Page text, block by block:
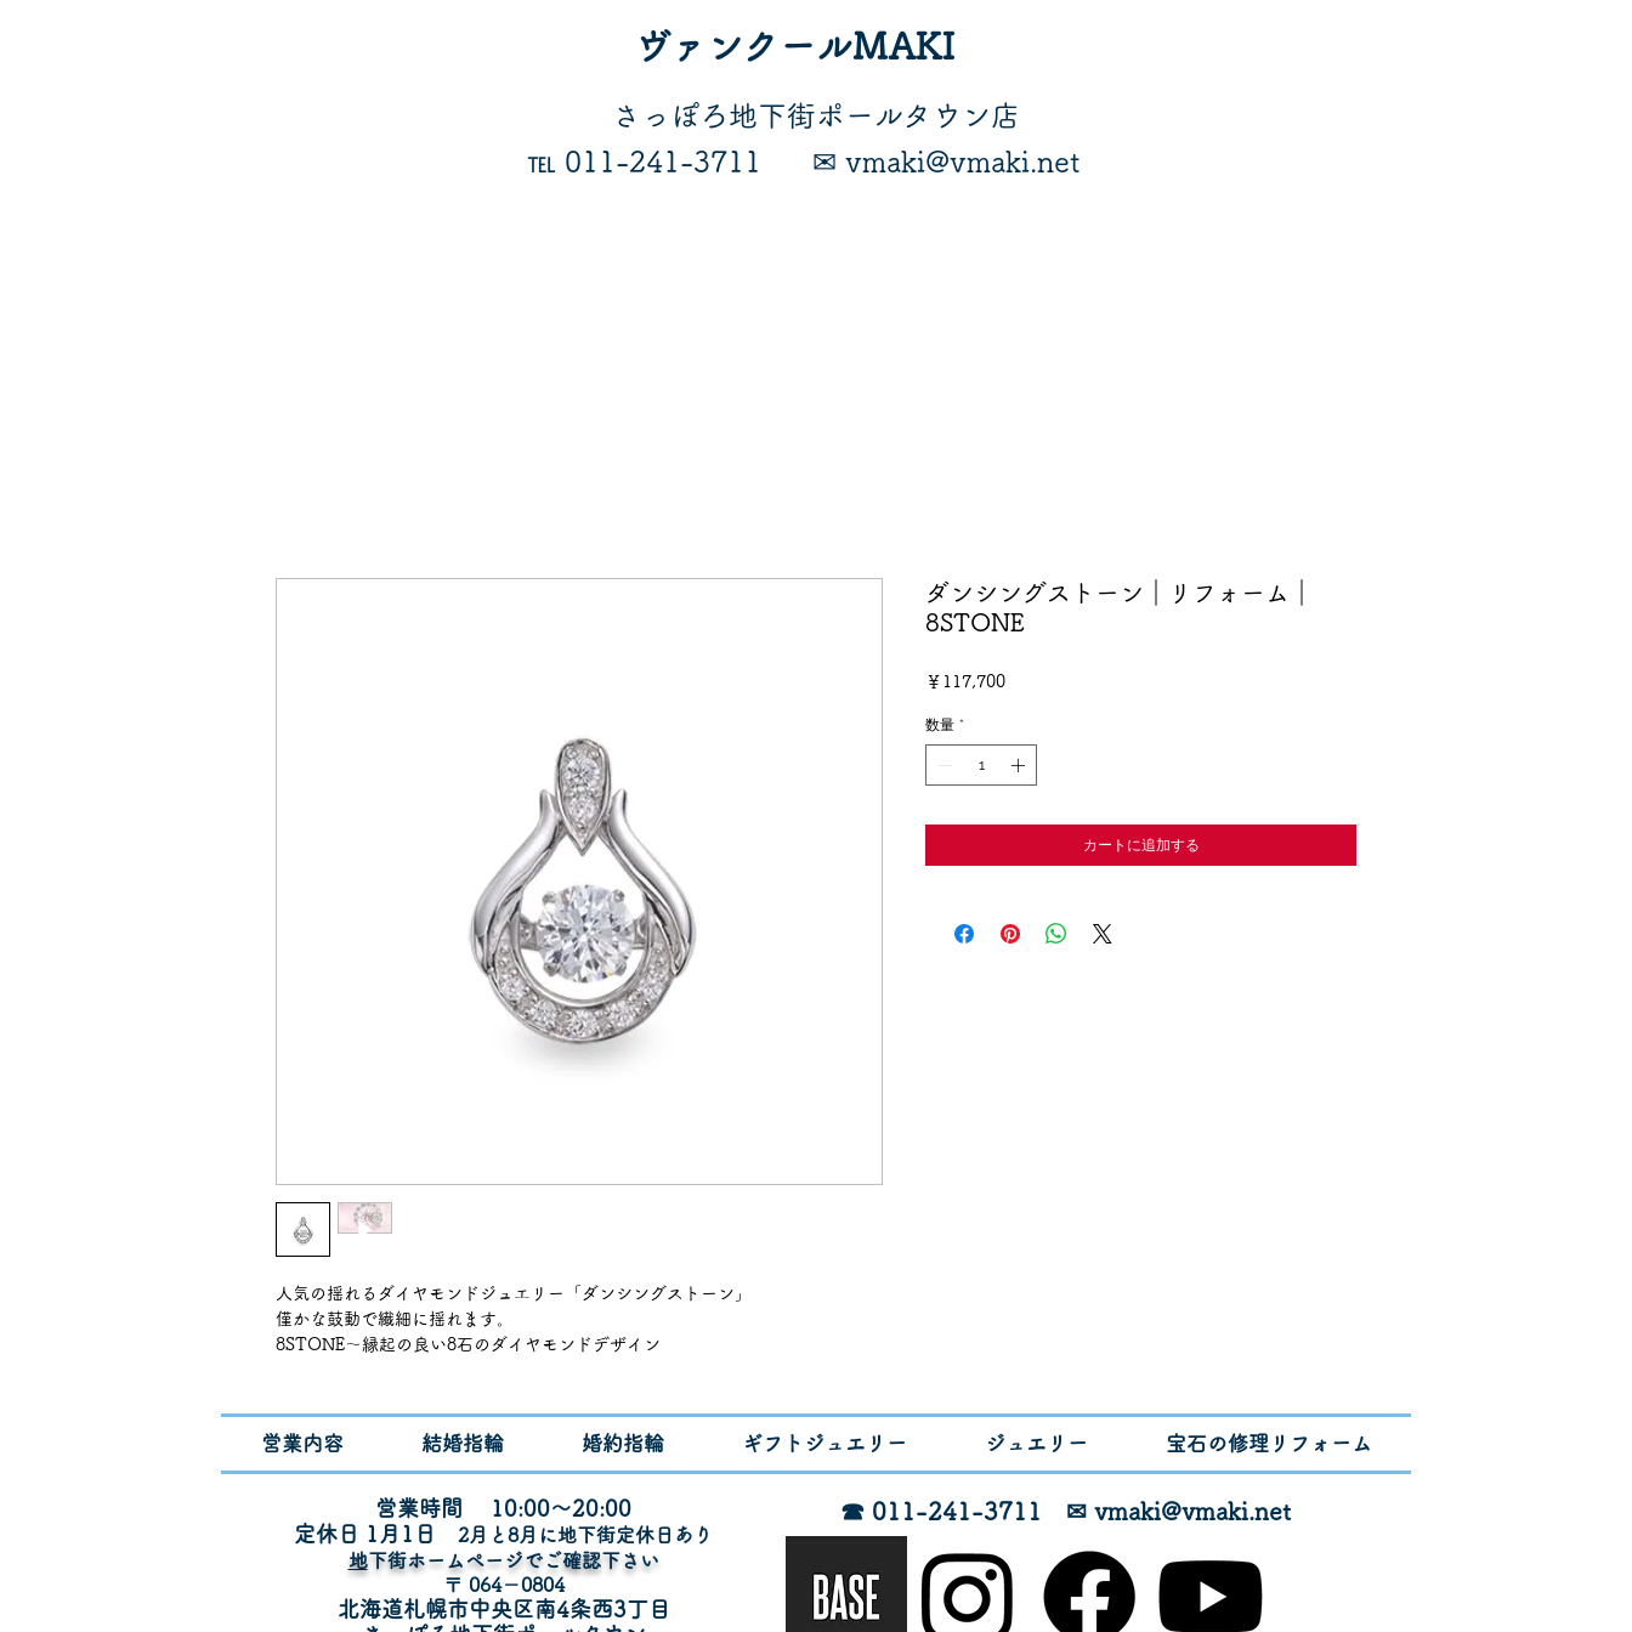
ヴァンクールMAKI
​さっぽろ地下街ポールタウン店
​℡ 011-241-3711
​✉ vmaki@vmaki.net
人気の揺れるダイヤモンドジュエリー「ダンシングストーン」
僅かな鼓動で繊細に揺れます。
8STONE〜縁起の良い8石のダイヤモンドデザイン
価格はプラチナの参考価格
※石の大きさ0.3ctの参考価格
※0.3ctのみ対応
※ペンダントのみ（チェーン別途販売）
※納期6週間
※2026年相場の参考価格
ダンシングストーン｜リフォーム｜
8STONE
￥117,700価
数量 *
カートに追加する
営業内容 結婚指輪 婚約指輪 ギフトジュエリー ジュエリー 宝石の修理リフォーム
営業時間 10:00～20:00
定休日 1月1 日
​2月と8月に地下街定休日あり
​地下街ホームページでご確認下さい
〒 064－0804
北海道札幌市中央区南4条西3丁目
☎ 011-241-3711 ✉ vmaki@vmaki.net